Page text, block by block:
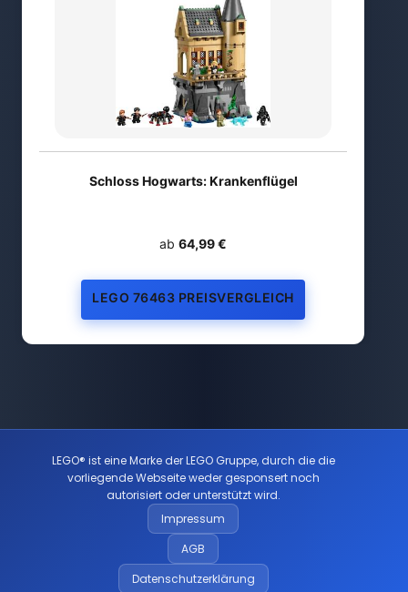
Schloss Hogwarts: Krankenflügel
ab 64,99 €
LEGO 76463 PREISVERGLEICH
LEGO® ist eine Marke der LEGO Gruppe, durch die die
vorliegende Webseite weder gesponsert noch
autorisiert oder unterstützt wird.
Impressum
AGB
Datenschutzerklärung